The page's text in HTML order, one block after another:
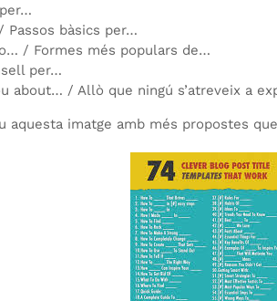
bàsics per…
/ Formes més populars de…
per…
about… / Allò que ningú s’atreveix a
aquesta imatge amb més propostes